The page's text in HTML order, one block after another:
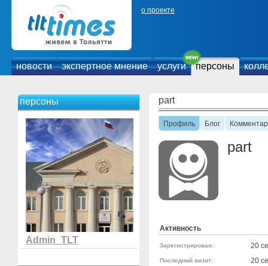
о проекте
новости экспертное мнение услуги персоны
персоны
Admin_TLT
part
Профиль Блог
part
Активность
Зарегистрирован: 20
Последний визит: 20